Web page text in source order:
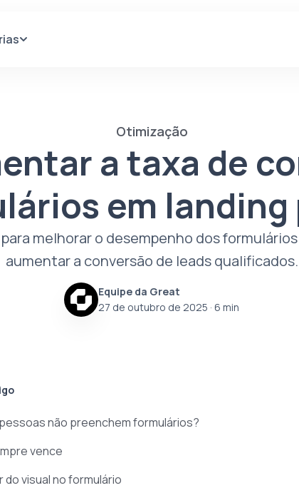
Otimização
a taxa de
em landing
melhorar o desempenho dos
aumentar a conversão de leads qualificados.
Equipe da Great
27 de outubro de 2025 · 6 min
não preenchem formulários?
vence
visual no formulário